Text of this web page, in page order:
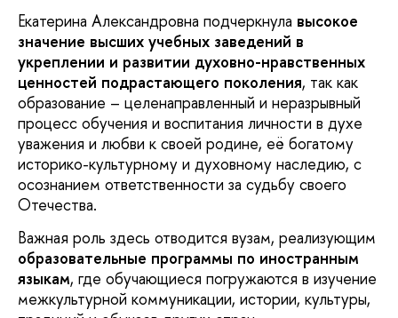
Екатерина Александровна подчеркнула высокое
значение высших учебных заведений в
укреплении и развитии духовно-нравственных
ценностей подрастающего поколения, так как
образование – целенаправленный и неразрывный
процесс обучения и воспитания личности в духе
уважения и любви к своей родине, её богатому
историко-культурному и духовному наследию, с
осознанием ответственности за судьбу своего
Отечества.
Важная роль здесь отводится вузам, реализующим
образовательные программы по иностранным
языкам, где обучающиеся погружаются в изучение
межкультурной коммуникации, истории, культуры,